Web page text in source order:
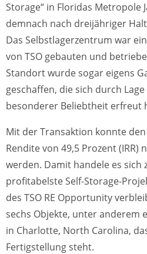
Storage“ in Floridas Metropole
demnach nach dreijähriger
Das Selbstlagerzentrum war
von TSO gebauten und
Standort wurde sogar eigens
geschaffen, die sich durch
besonderer Beliebtheit erfreut
Mit der Transaktion konnte
Rendite von 49,5 Prozent (IRR)
werden. Damit handele es sich
profitabelste Self-Storage-
des TSO RE Opportunity
sechs Objekte, unter anderem
in Charlotte, North Carolina,
Fertigstellung steht.